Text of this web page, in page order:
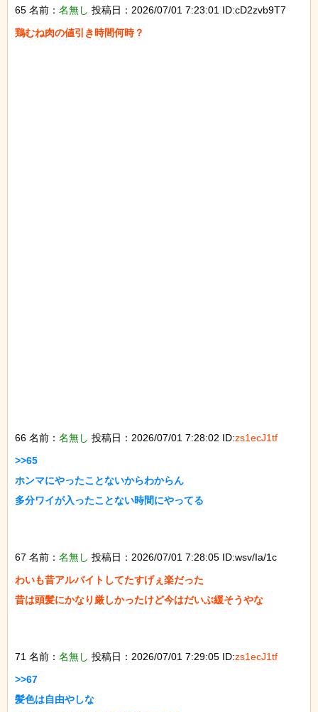
65 名前： 名無し 投稿日：2026/07/01 7:23:01 ID:cD2zvb9T7
鶏むね肉の値引き時間何時？
66 名前： 名無し 投稿日：2026/07/01 7:28:02 ID:zs1ecJ1tf
>>65
ホンマにやったことないからわからん
多分ワイが入ったことない時間にやってる
67 名前： 名無し 投稿日：2026/07/01 7:28:05 ID:wsv/Ia/1c
わいも昔アルバイトしてたすげぇ楽だった
昔は頭髪にかなり厳しかったけど今はだいぶ緩そうやな
71 名前： 名無し 投稿日：2026/07/01 7:29:05 ID:zs1ecJ1tf
>>67
髪色は自由やしな